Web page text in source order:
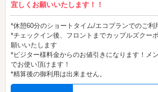
宜しくお願いいたします！！
*休憩60分のショートタイム/エコプランでのご利
*チェックイン後、フロントまでカップルズクー
願いいたします
*ビジター様料金からのお値引きになります！メ
でお使い頂けます！
*精算後の御利用は出来ません。